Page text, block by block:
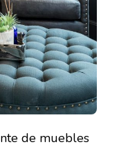
de muebles